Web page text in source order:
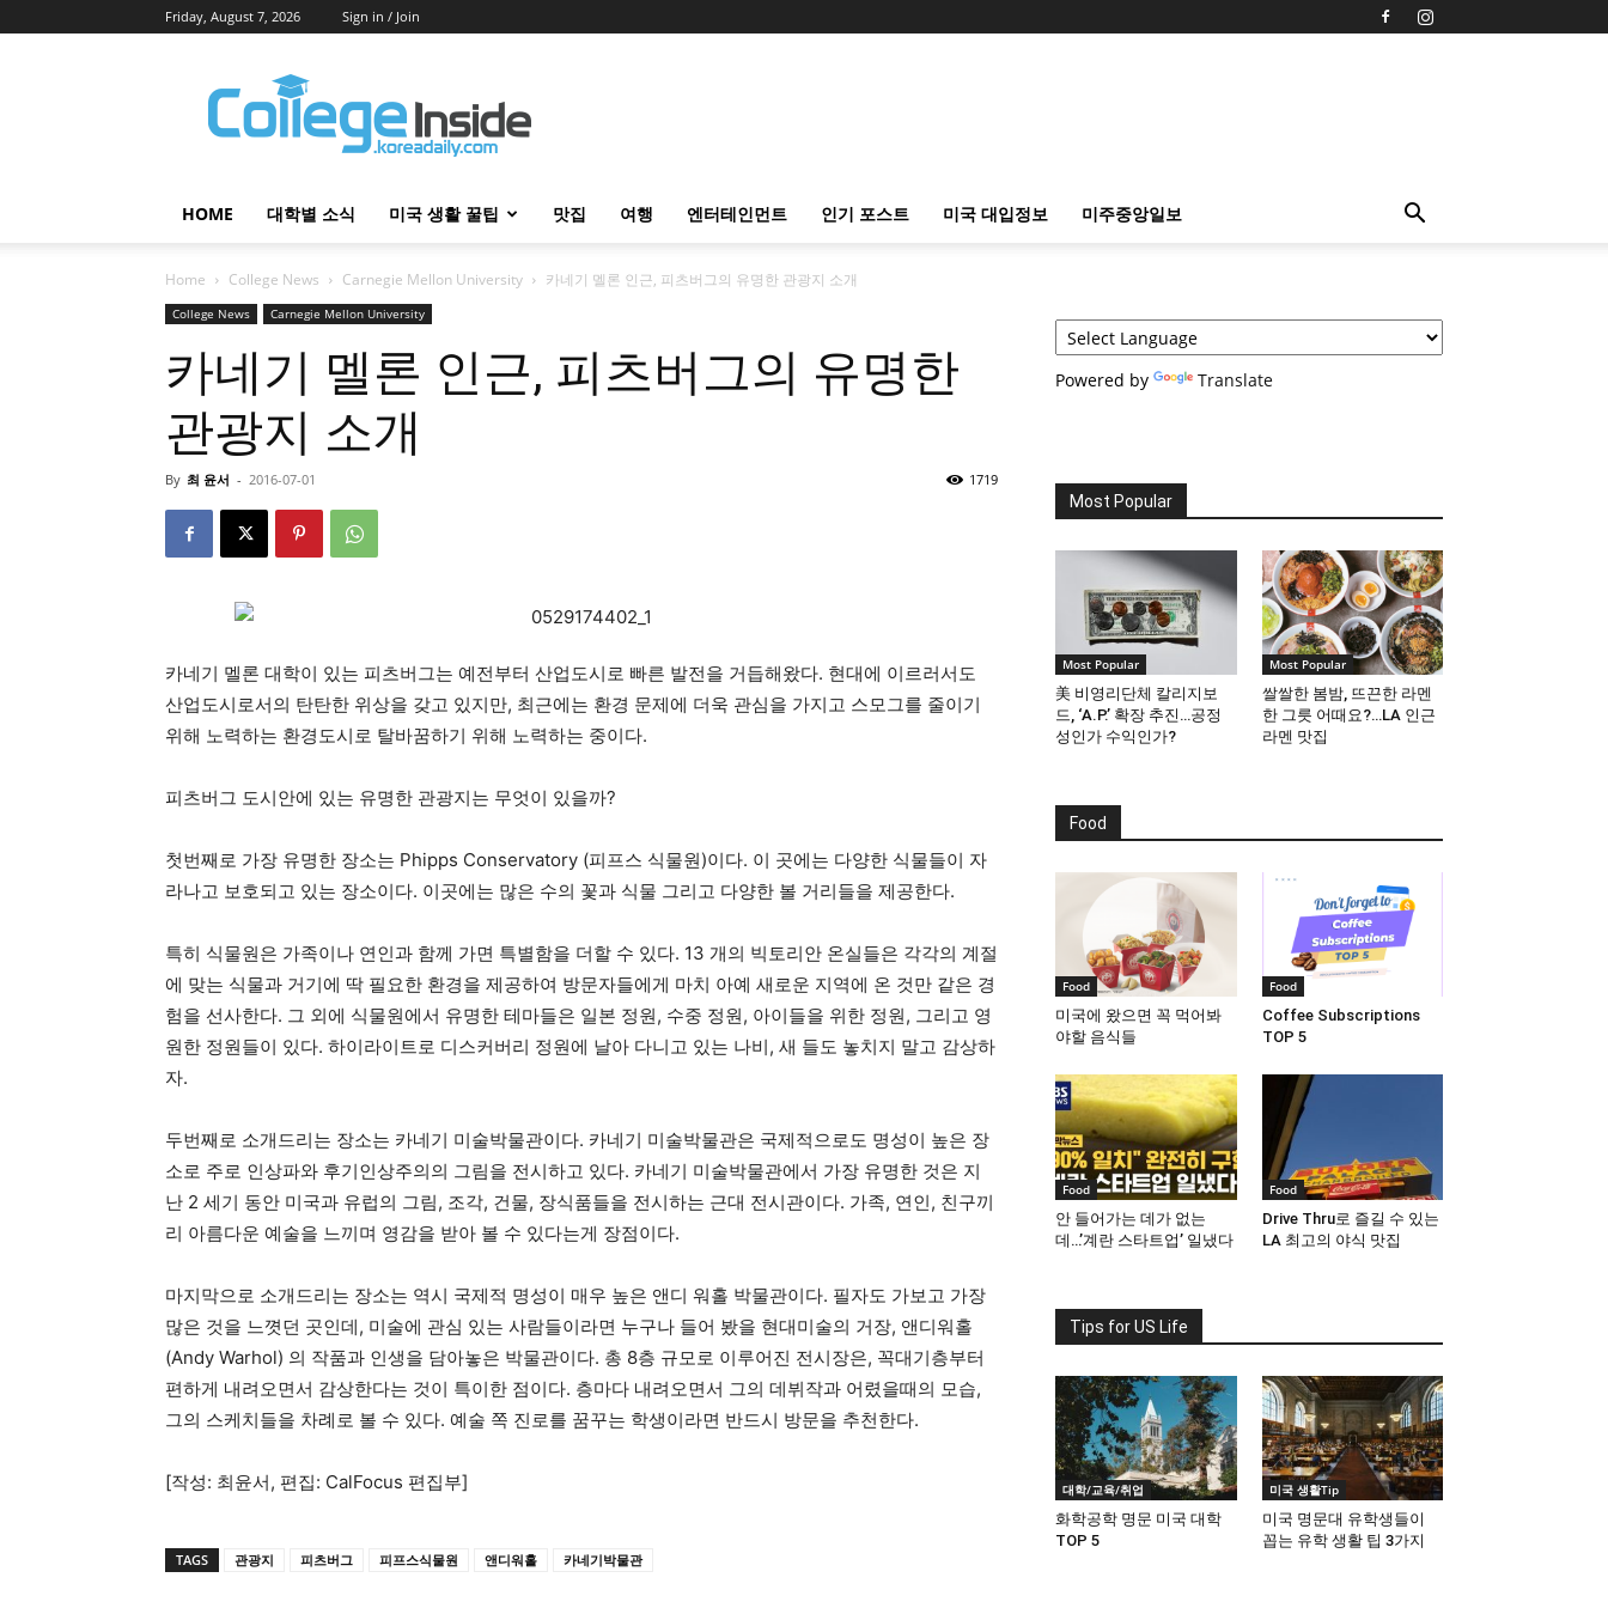
Friday, August 7, 2026 Sign in / Join
Inside
HOME 대학별 소식 미국 생활 꿀팁 맛집 여행 엔터테인먼트 인기 포스트 미국 대입정보 미주중앙일보
Home College News Carnegie Mellon University 카네기 멜론 인근, 피츠버그의 유명한 관광지 소개
College News Carnegie Mellon University
카네기 멜론 인근, 피츠버그의 유명한
관광지 소개
By 최 윤서 - 2016-07-01 1719
카네기 멜론 대학이 있는 피츠버그는 예전부터 산업도시로 빠른 발전을 거듭해왔다. 현대에 이르러서도
산업도시로서의 탄탄한 위상을 갖고 있지만, 최근에는 환경 문제에 더욱 관심을 가지고 스모그를 줄이기
위해 노력하는 환경도시로 탈바꿈하기 위해 노력하는 중이다.
피츠버그 도시안에 있는 유명한 관광지는 무엇이 있을까?
첫번째로 가장 유명한 장소는 Phipps Conservatory (피프스 식물원)이다. 이 곳에는 다양한 식물들이 자
라나고 보호되고 있는 장소이다. 이곳에는 많은 수의 꽃과 식물 그리고 다양한 볼 거리들을 제공한다.
특히 식물원은 가족이나 연인과 함께 가면 특별함을 더할 수 있다. 13 개의 빅토리안 온실들은 각각의 계절
에 맞는 식물과 거기에 딱 필요한 환경을 제공하여 방문자들에게 마치 아예 새로운 지역에 온 것만 같은 경
험을 선사한다. 그 외에 식물원에서 유명한 테마들은 일본 정원, 수중 정원, 아이들을 위한 정원, 그리고 영
원한 정원들이 있다. 하이라이트로 디스커버리 정원에 날아 다니고 있는 나비, 새 들도 놓치지 말고 감상하
자.
두번째로 소개드리는 장소는 카네기 미술박물관이다. 카네기 미술박물관은 국제적으로도 명성이 높은 장
소로 주로 인상파와 후기인상주의의 그림을 전시하고 있다. 카네기 미술박물관에서 가장 유명한 것은 지
난 2 세기 동안 미국과 유럽의 그림, 조각, 건물, 장식품들을 전시하는 근대 전시관이다. 가족, 연인, 친구끼
리 아름다운 예술을 느끼며 영감을 받아 볼 수 있다는게 장점이다.
마지막으로 소개드리는 장소는 역시 국제적 명성이 매우 높은 앤디 워홀 박물관이다. 필자도 가보고 가장
많은 것을 느꼇던 곳인데, 미술에 관심 있는 사람들이라면 누구나 들어 봤을 현대미술의 거장, 앤디워홀
(Andy Warhol) 의 작품과 인생을 담아놓은 박물관이다. 총 8층 규모로 이루어진 전시장은, 꼭대기층부터
편하게 내려오면서 감상한다는 것이 특이한 점이다. 층마다 내려오면서 그의 데뷔작과 어렸을때의 모습,
그의 스케치들을 차례로 볼 수 있다. 예술 쪽 진로를 꿈꾸는 학생이라면 반드시 방문을 추천한다.
[작성: 최윤서, 편집: CalFocus 편집부]
TAGS 관광지 피츠버그 피프스식물원 앤디워홀 카네기박물관
Powered by Translate
Most Popular
Most Popular
美 비영리단체 칼리지보
드, ‘A.P.’ 확장 추진…공정
성인가 수익인가?
Most Popular
쌀쌀한 봄밤, 뜨끈한 라멘
한 그릇 어때요?…LA 인근
라멘 맛집
Food
Food
미국에 왔으면 꼭 먹어봐
야할 음식들
Food
Coffee Subscriptions
TOP 5
Food
안 들어가는 데가 없는
데…’계란 스타트업’ 일냈다
Food
Drive Thru로 즐길 수 있는
LA 최고의 야식 맛집
Tips for US Life
대학/교육/취업
화학공학 명문 미국 대학
TOP 5
미국 생활Tip
미국 명문대 유학생들이
꼽는 유학 생활 팁 3가지